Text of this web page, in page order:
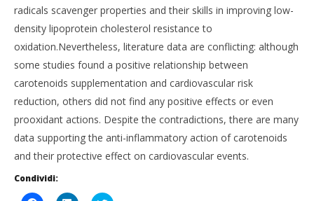
NOW VIEWING
Dietary Intake of Carotenoids and Their
Antioxidant and Anti-Inflammatory Effects in
Cardiovascular Care.
8
Luglio
2015
Spattini
radicals scavenger properties and their skills in improving low-
density lipoprotein cholesterol resistance to
oxidation.Nevertheless, literature data are conflicting: although
some studies found a positive relationship between
carotenoids supplementation and cardiovascular risk
reduction, others did not find any positive effects or even
prooxidant actions. Despite the contradictions, there are many
data supporting the anti-inflammatory action of carotenoids
and their protective effect on cardiovascular events.
Condividi: